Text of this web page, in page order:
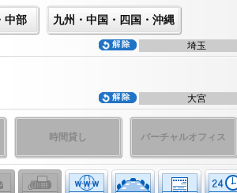
中部 九州・中国・四国・沖縄
埼玉
大宮
時間貸し バーチャルオフィス